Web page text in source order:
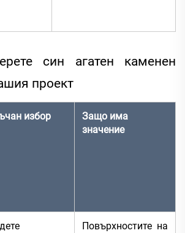
син агатен каменен
проект
избор
Защо има
значение
Повърхностите на